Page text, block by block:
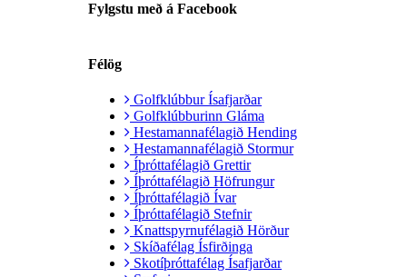
Fylgstu með á Facebook
Félög
Golfklúbbur Ísafjarðar
Golfklúbburinn Gláma
Hestamannafélagið Hending
Hestamannafélagið Stormur
Íþróttafélagið Grettir
Íþróttafélagið Höfrungur
Íþróttafélagið Ívar
Íþróttafélagið Stefnir
Knattspyrnufélagið Hörður
Skíðafélag Ísfirðinga
Skotíþróttafélag Ísafjarðar